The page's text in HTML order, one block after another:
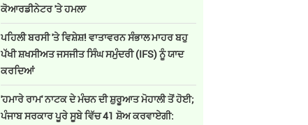
ਕੋਆਰਡੀਨੇਟਰ 'ਤੇ ਹਮਲਾ
ਪਹਿਲੀ ਬਰਸੀ 'ਤੇ ਵਿਸ਼ੇਸ਼! ਵਾਤਾਵਰਨ ਸੰਭਾਲ ਮਾਹਰ ਬਹੁ
ਪੱਖੀ ਸ਼ਖਸੀਅਤ ਜਸਜੀਤ ਸਿੰਘ ਸਮੁੰਦਰੀ (IFS) ਨੂੰ ਯਾਦ
ਕਰਦਿਆਂ
'ਹਮਾਰੇ ਰਾਮ' ਨਾਟਕ ਦੇ ਮੰਚਨ ਦੀ ਸ਼ੁਰੂਆਤ ਮੋਹਾਲੀ ਤੋਂ ਹੋਈ;
ਪੰਜਾਬ ਸਰਕਾਰ ਪੂਰੇ ਸੂਬੇ ਵਿੱਚ 41 ਸ਼ੋਅ ਕਰਵਾਏਗੀ: